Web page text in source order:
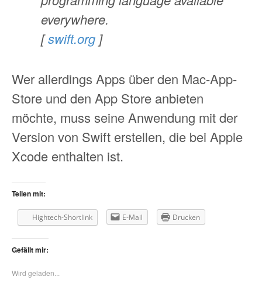
everywhere.
[swift.org ]
Wer allerdings Apps über den Mac-App-
Store und den App Store anbieten
möchte, muss seine Anwendung mit der
Version von Swift erstellen, die bei Apple
Xcode enthalten ist.
Teilen mit:
Hightech-Shortlink E-Mail Drucken
Gefällt mir:
Wird geladen...